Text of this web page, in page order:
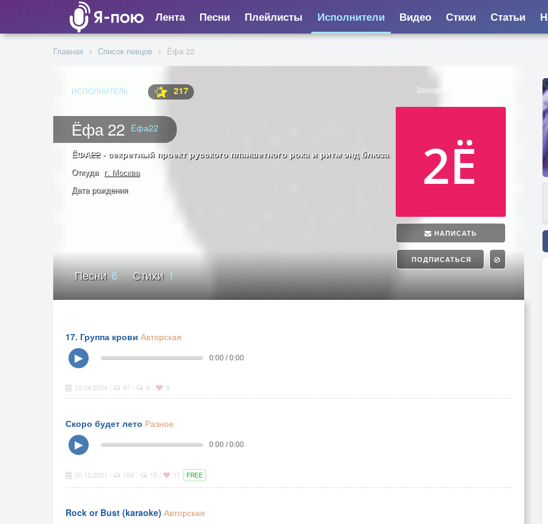
Лента Песни Плейлисты Исполнители Видео Стихи Статьи
Главная Список певцов Ёфа 22
ИСПОЛНИТЕЛЬ 217
Ёфа 22 Ёфа22
Заходил 28.05.2026
НАПИСАТЬ
ПОДПИСАТЬСЯ
ЁФА22- секретный проект русского планшетного рока и ритм энд блюза
Откуда г. Москва
Дата рождения
Песни6 Стихи1
17. Группа крови Авторская
▶
0:00 / 0:00
15.04.2024 97 9 8
Скоро будет лето Разное
▶
0:00 / 0:00
20.10.2021 164 15 11 FREE
Rock or Bust (karaoke) Авторская